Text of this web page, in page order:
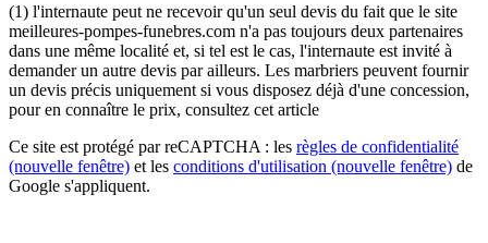
(1) l'internaute peut ne recevoir qu'un seul devis du fait que le site
meilleures-pompes-funebres.com n'a pas toujours deux partenaires
dans une même localité et, si tel est le cas, l'internaute est invité à
demander un autre devis par ailleurs. Les marbriers peuvent fournir
un devis précis uniquement si vous disposez déjà d'une concession,
pour en connaître le prix, consultez cet article
Ce site est protégé par reCAPTCHA : les règles de confidentialité
(nouvelle fenêtre) et les conditions d'utilisation (nouvelle fenêtre) de
Google s'appliquent.